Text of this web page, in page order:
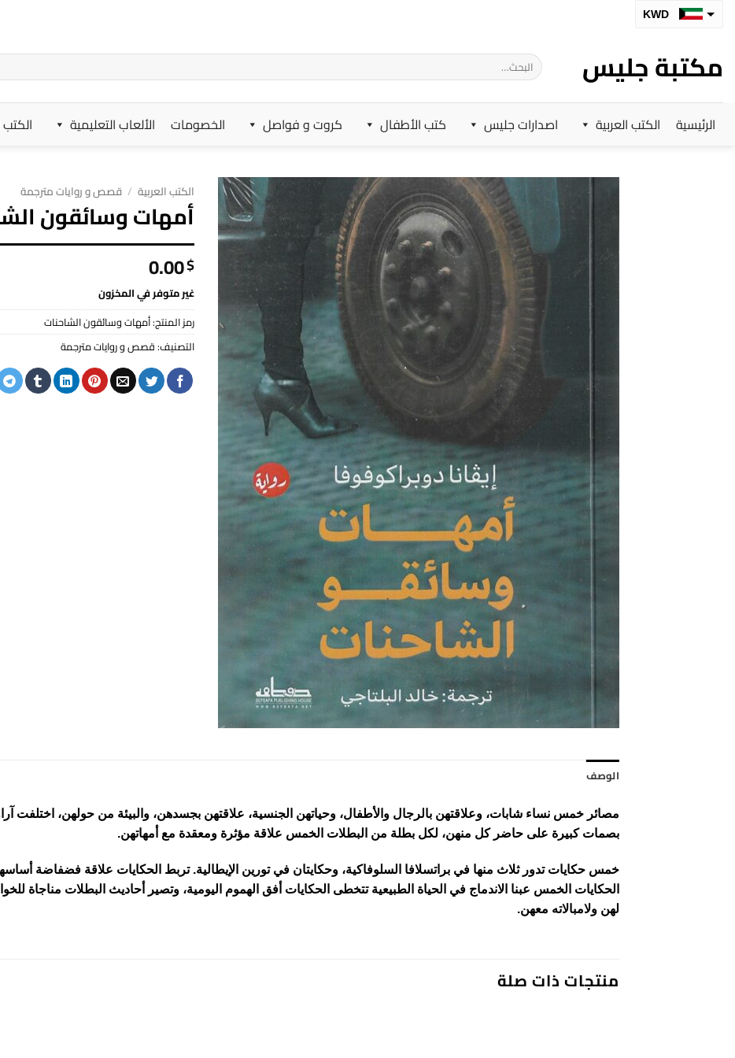
تخطي
KWD
AED
OMR
مكتبة جليس
البحث
عن:
الرئيسية الكتب العربية اصدارات جليس كتب الأطفال كروت و فواصل الخصومات الألعاب التعليمية الكتب
الكتب العربية / قصص و روايات مترجمة
أمهات وسائقون
0.00$
غير متوفر في المخزون
رمز المنتج:أمهات وسائقون الشاحنات
التصنيف:قصص و روايات مترجمة
الوصف
مصائر خمس نساء شابات، وعلاقتهن بالرجال والأطفال، وحياتهن الجنسية، علاقتهن بجسدهن، والبيئة من حولهن، اختلفت
بصمات كبيرة على حاضر كل منهن، لكل بطلة من البطلات الخمس علاقة مؤثرة ومعقدة مع أمهاتهن.
خمس حكايات تدور ثلاث منها في براتسلافا السلوفاكية، وحكايتان في تورين الإيطالية. تربط الحكايات علاقة فضفاضة
الحكايات الخمس عبنا الاندماج في الحياة الطبيعية تتخطى الحكايات أفق الهموم اليومية، وتصير أحاديث البطلات مناجاة
لهن ولامبالاته معهن.
منتجات ذات صلة